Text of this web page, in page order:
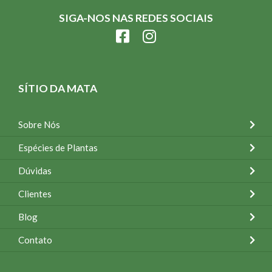
SIGA-NOS NAS REDES SOCIAIS
SÍTIO DA MATA
Sobre Nós
Espécies de Plantas
Dúvidas
Clientes
Blog
Contato